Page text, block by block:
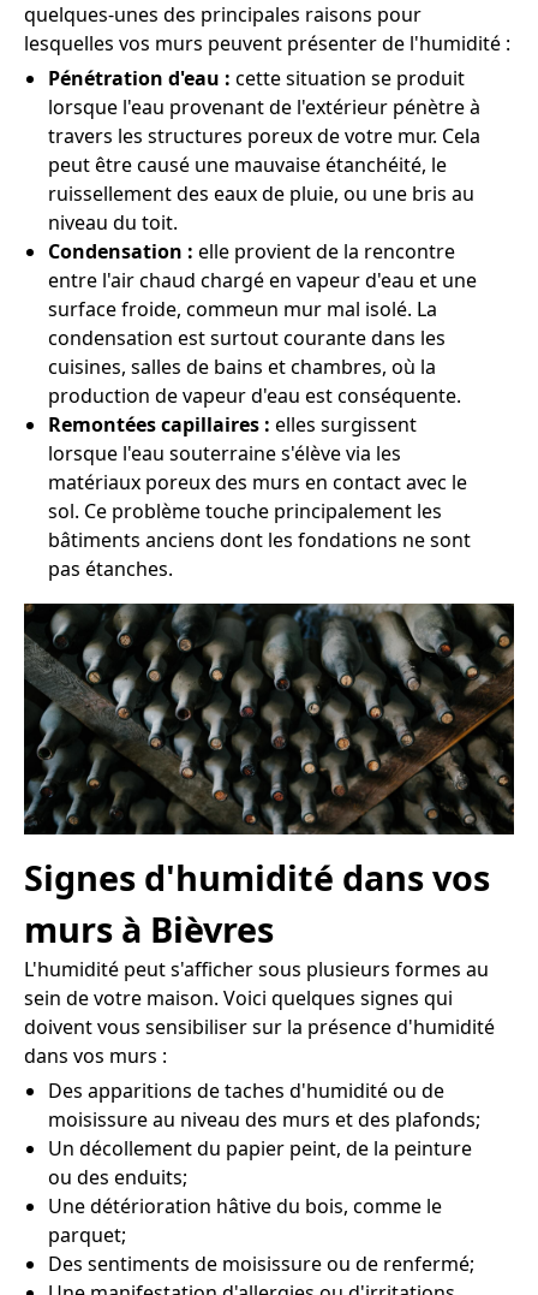
quelques-unes des principales raisons pour
lesquelles vos murs peuvent présenter de l'humidité :
Pénétration d'eau : cette situation se produit
lorsque l'eau provenant de l'extérieur pénètre à
travers les structures poreux de votre mur. Cela
peut être causé une mauvaise étanchéité, le
ruissellement des eaux de pluie, ou une bris au
niveau du toit.
Condensation : elle provient de la rencontre
entre l'air chaud chargé en vapeur d'eau et une
surface froide, commeun mur mal isolé. La
condensation est surtout courante dans les
cuisines, salles de bains et chambres, où la
production de vapeur d'eau est conséquente.
Remontées capillaires : elles surgissent
lorsque l'eau souterraine s'élève via les
matériaux poreux des murs en contact avec le
sol. Ce problème touche principalement les
bâtiments anciens dont les fondations ne sont
pas étanches.
Signes d'humidité dans vos
murs à Bièvres
L'humidité peut s'afficher sous plusieurs formes au
sein de votre maison. Voici quelques signes qui
doivent vous sensibiliser sur la présence d'humidité
dans vos murs :
Des apparitions de taches d'humidité ou de
moisissure au niveau des murs et des plafonds;
Un décollement du papier peint, de la peinture
ou des enduits;
Une détérioration hâtive du bois, comme le
parquet;
Des sentiments de moisissure ou de renfermé;